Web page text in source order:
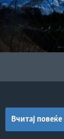
Вчитај повеќе